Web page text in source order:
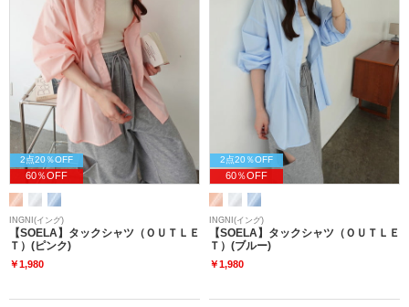
2点20％OFF
60％OFF
INGNI(イング)
【SOELA】タックシャツ（ＯＵＴＬＥ
Ｔ）(ピンク)
￥1,980
2点20％OFF
60％OFF
INGNI(イング)
【SOELA】タックシャツ（ＯＵＴＬＥ
Ｔ）(ブルー)
￥1,980